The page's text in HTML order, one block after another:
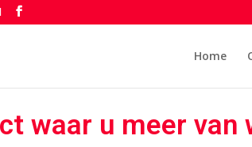
Home
waar u meer van